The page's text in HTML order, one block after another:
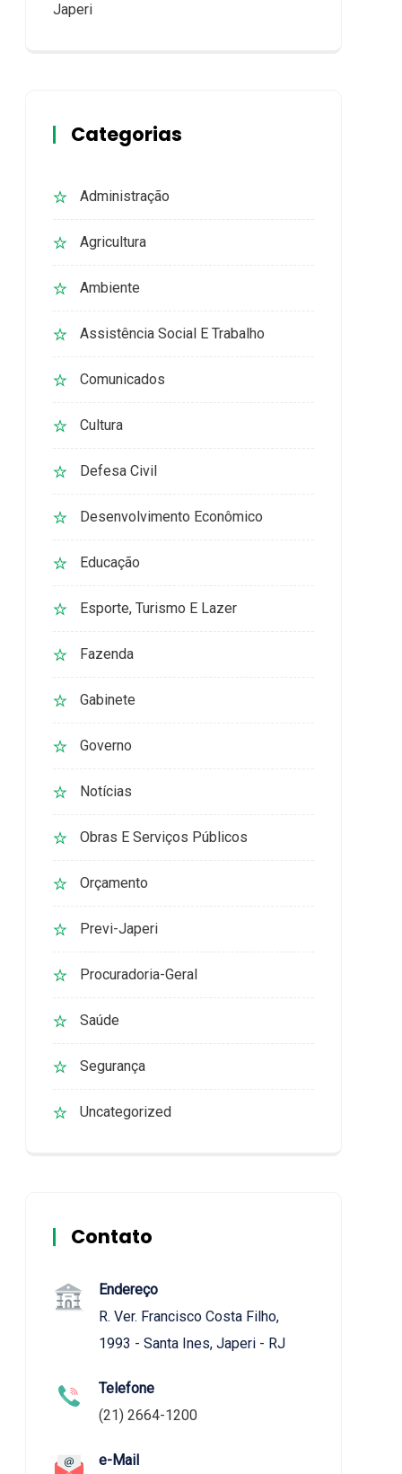
Japeri
Categorias
Administração
Agricultura
Ambiente
Assistência Social E Trabalho
Comunicados
Cultura
Defesa Civil
Desenvolvimento Econômico
Educação
Esporte, Turismo E Lazer
Fazenda
Gabinete
Governo
Notícias
Obras E Serviços Públicos
Orçamento
Previ-Japeri
Procuradoria-Geral
Saúde
Segurança
Uncategorized
Contato
Endereço
R. Ver. Francisco Costa Filho,
1993 - Santa Ines, Japeri - RJ
Telefone
(21) 2664-1200
e-Mail